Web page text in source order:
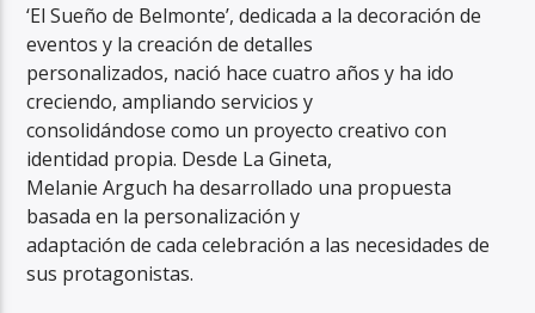
‘El Sueño de Belmonte’, dedicada a la decoración de
eventos y la creación de detalles
personalizados, nació hace cuatro años y ha ido
creciendo, ampliando servicios y
consolidándose como un proyecto creativo con
identidad propia. Desde La Gineta,
Melanie Arguch ha desarrollado una propuesta
basada en la personalización y
adaptación de cada celebración a las necesidades de
sus protagonistas.